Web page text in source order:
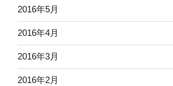
2016年5月
2016年4月
2016年3月
2016年2月